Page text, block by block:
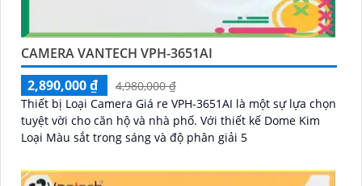
CAMERA VANTECH VPH-3651AI
2,890,000 ₫
4,980,000 ₫
Thiết bị Loại Camera Giá re VPH-3651AI là một sự lựa chọn
tuyệt vời cho căn hộ và nhà phố. Với thiết kế Dome Kim
Loại Màu sắt trong sáng và độ phân giải 5